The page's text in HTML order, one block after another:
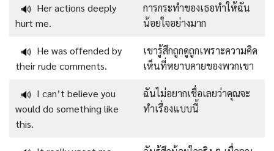
🔊 Her actions deeply
hurt me.
การกระทำของเธอทำให้ฉัน
น้อยใจอย่างมาก
🔊 He was offended by
their rude comments.
เขารู้สึกถูกดูถูกเพราะความคิด
เห็นที่หยาบคายของพวกเขา
🔊 I can’t believe you
would do something like
this.
ฉันไม่อยากเชื่อเลยว่าคุณจะ
ทำเรื่องแบบนี้